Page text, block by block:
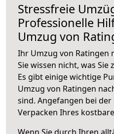
Stressfreie
Professionelle
Umzug von
Ihr Umzug von Ratingen
Sie wissen nicht, was Sie
Es gibt einige wichtige
Umzug von Ratingen
sind. Angefangen bei
Verpacken Ihres